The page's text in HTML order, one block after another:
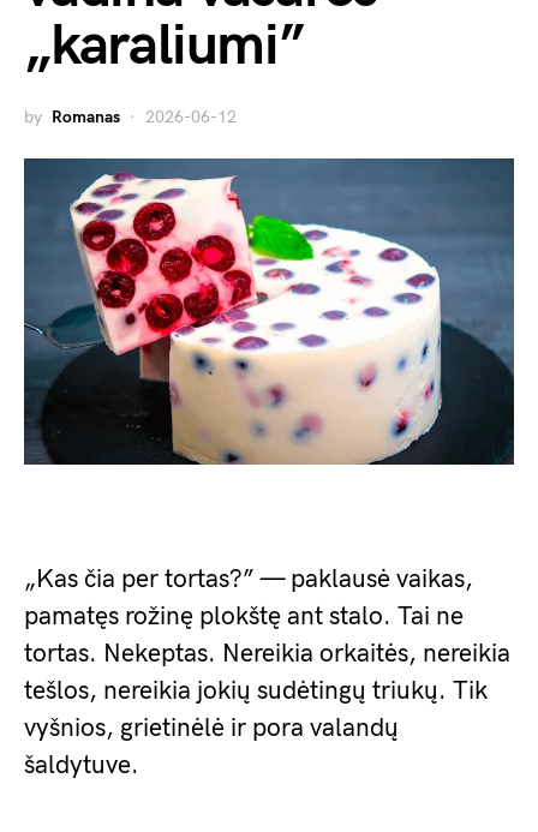
„karaliumi”
by Romanas 2026-06-12
„Kas čia per tortas?” — paklausė vaikas,
pamatęs rožinę plokštę ant stalo. Tai ne
tortas. Nekeptas. Nereikia orkaitės, nereikia
tešlos, nereikia jokių sudėtingų triukų. Tik
vyšnios, grietinėlė ir pora valandų
šaldytuve.